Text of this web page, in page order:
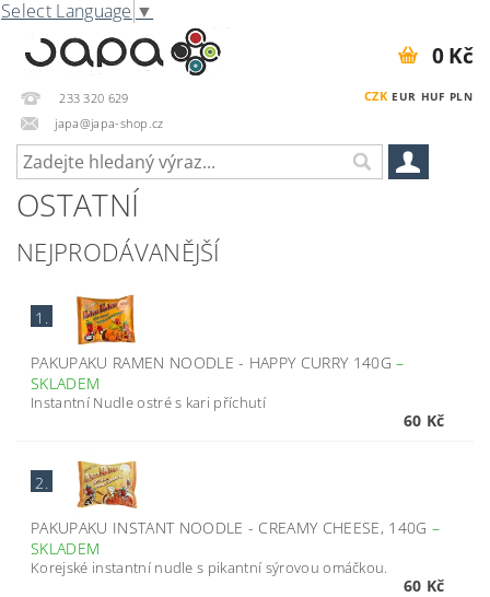
Select Language ▼
233 320 629
japa@japa-shop.cz
CZK EUR HUF PLN
0 Kč
OSTATNÍ
NEJPRODÁVANĚJŠÍ
1.
PAKUPAKU RAMEN NOODLE - HAPPY CURRY 140G–
SKLADEM
Instantní Nudle ostré s kari příchutí
60 Kč
2.
PAKUPAKU INSTANT NOODLE - CREAMY CHEESE, 140G –
SKLADEM
Korejské instantní nudle s pikantní sýrovou omáčkou.
60 Kč